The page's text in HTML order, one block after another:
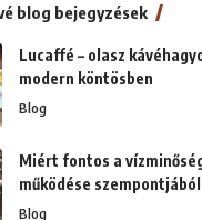
blog bejegyzések
Lucaffé – olasz
modern köntösben
Blog
Miért fontos a
működése
Blog